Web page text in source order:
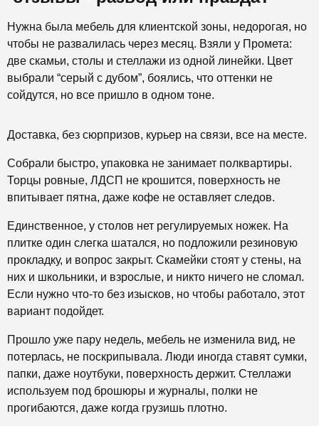
Нужна была мебель для клиентской зоны, недорогая, но
чтобы не развалилась через месяц. Взяли у Промета:
две скамьи, столы и стеллажи из одной линейки. Цвет
выбрали “серый с дубом”, боялись, что оттенки не
сойдутся, но все пришло в одном тоне.
Доставка, без сюрпризов, курьер на связи, все на месте.
Собрали быстро, упаковка не занимает полквартиры.
Торцы ровные, ЛДСП не крошится, поверхность не
впитывает пятна, даже кофе не оставляет следов.
Единственное, у столов нет регулируемых ножек. На
плитке один слегка шатался, но подложили резиновую
прокладку, и вопрос закрыт. Скамейки стоят у стены, на
них и школьники, и взрослые, и никто ничего не сломал.
Если нужно что-то без изысков, но чтобы работало, этот
вариант подойдет.
Прошло уже пару недель, мебель не изменила вид, не
потерлась, не поскрипывала. Люди иногда ставят сумки,
папки, даже ноутбуки, поверхность держит. Стеллажи
используем под брошюры и журналы, полки не
прогибаются, даже когда грузишь плотно.